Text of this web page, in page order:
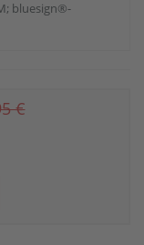
bluesign®-
€